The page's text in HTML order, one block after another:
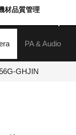
材品質管理
ヤー・HDV
カム
カメラ
カメラ
メラ
カメラ
レンズ
アクセサリー
PA & Audio
d&b
ラインアレイ
スピーカー
サブウーファ
スピーカース
Digital Mixing
ミキサー
アンプ
マイクロフォ
マイクスタン
ワイヤレスシ
インイヤーモ
各種デッキ
その他周辺（
GHJIN